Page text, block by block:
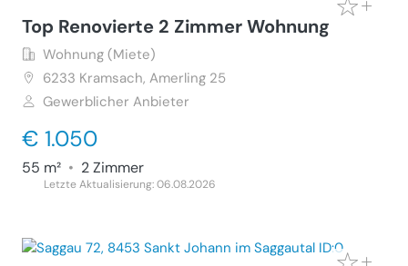
Top Renovierte 2 Zimmer Wohnung
Wohnung (Miete)
6233 Kramsach, Amerling 25
Gewerblicher Anbieter
€ 1.050
55 m² • 2 Zimmer
Letzte Aktualisierung: 06.08.2026